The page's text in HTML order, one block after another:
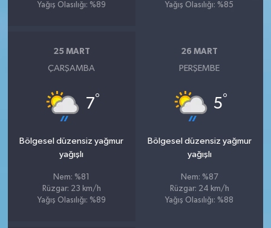
Yağış Olasılığı: %89
Yağış Olasılığı: %85
25 MART
ÇARŞAMBA
7°
Bölgesel düzensiz yağmur
yağışlı
Nem: %81
Rüzgar: 23 km/h
Yağış Olasılığı: %89
26 MART
PERŞEMBE
5°
Bölgesel düzensiz yağmur
yağışlı
Nem: %87
Rüzgar: 24 km/h
Yağış Olasılığı: %88